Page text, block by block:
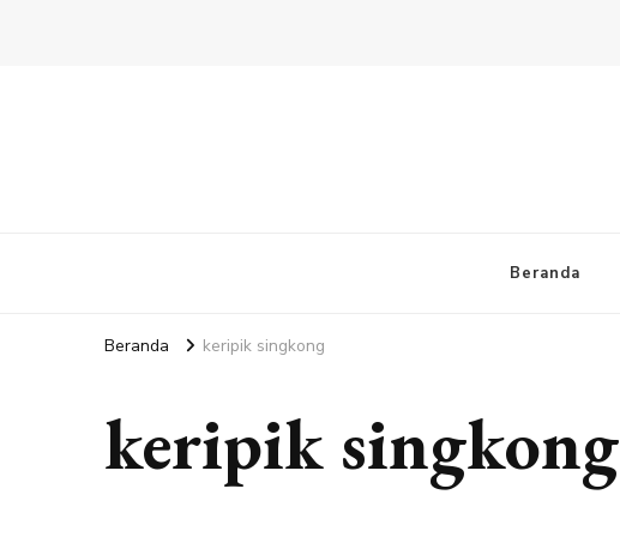
Beranda
Beranda keripik singkong
keripik singkong